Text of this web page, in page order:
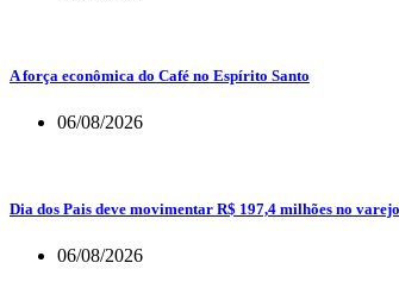
A força econômica do Café no Espírito Santo
06/08/2026
Dia dos Pais deve movimentar R$ 197,4 milhões no
06/08/2026